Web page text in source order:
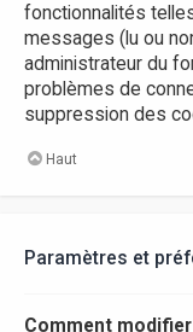
fonctionnalités
messages (lu ou
administrateur du
problèmes de
suppression des
Haut
Paramètres et
Comment